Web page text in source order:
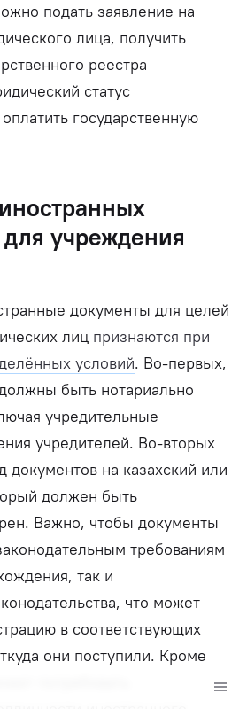
подать заявление на
лица, получить
реестра
статус
оплатить государственную
учреждения
документы для целей
лиц признаются при
условий. Во-первых,
быть нотариально
учредительные
учредителей. Во-вторых
документов на казахский или
должен быть
Важно, чтобы документы
требованиям
так и
что может
в соответствующих
они поступили. Кроме
потребовать